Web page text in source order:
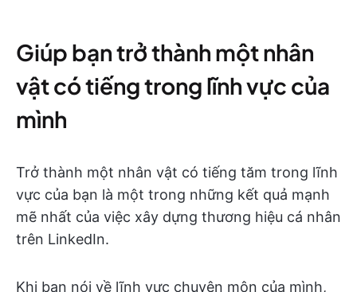
Giúp bạn trở thành một nhân
vật có tiếng trong lĩnh vực của
mình
Trở thành một nhân vật có tiếng tăm trong lĩnh
vực của bạn là một trong những kết quả mạnh
mẽ nhất của việc xây dựng thương hiệu cá nhân
trên LinkedIn.
Khi bạn nói về lĩnh vực chuyên môn của mình,